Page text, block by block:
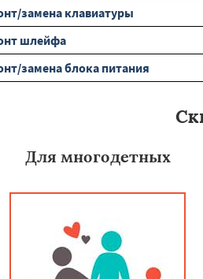
замена клавиатуры
шлейфа
замена блока питания
Для многодетных